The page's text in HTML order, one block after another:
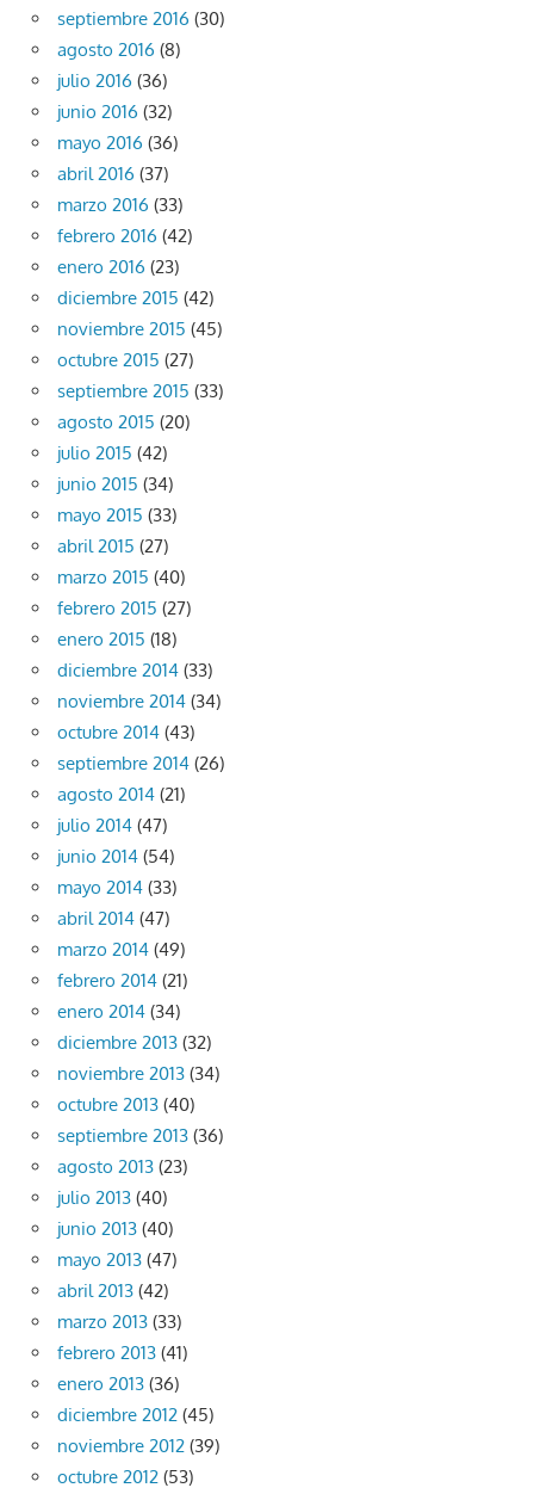
septiembre 2016 (30)
agosto 2016 (8)
julio 2016 (36)
junio 2016 (32)
mayo 2016 (36)
abril 2016 (37)
marzo 2016 (33)
febrero 2016 (42)
enero 2016 (23)
diciembre 2015 (42)
noviembre 2015 (45)
octubre 2015 (27)
septiembre 2015 (33)
agosto 2015 (20)
julio 2015 (42)
junio 2015 (34)
mayo 2015 (33)
abril 2015 (27)
marzo 2015 (40)
febrero 2015 (27)
enero 2015 (18)
diciembre 2014 (33)
noviembre 2014 (34)
octubre 2014 (43)
septiembre 2014 (26)
agosto 2014 (21)
julio 2014 (47)
junio 2014 (54)
mayo 2014 (33)
abril 2014 (47)
marzo 2014 (49)
febrero 2014 (21)
enero 2014 (34)
diciembre 2013 (32)
noviembre 2013 (34)
octubre 2013 (40)
septiembre 2013 (36)
agosto 2013 (23)
julio 2013 (40)
junio 2013 (40)
mayo 2013 (47)
abril 2013 (42)
marzo 2013 (33)
febrero 2013 (41)
enero 2013 (36)
diciembre 2012 (45)
noviembre 2012 (39)
octubre 2012 (53)